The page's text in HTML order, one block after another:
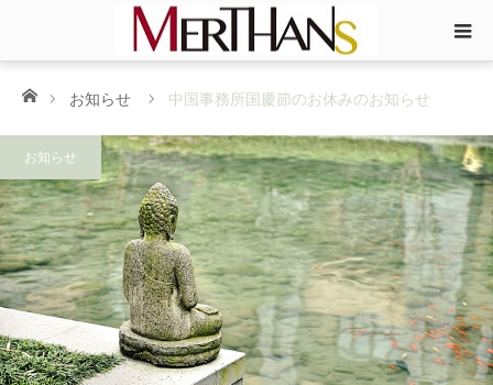
ホームお知らせ 中国事務所国慶節のお休みのお知らせ
お知らせ